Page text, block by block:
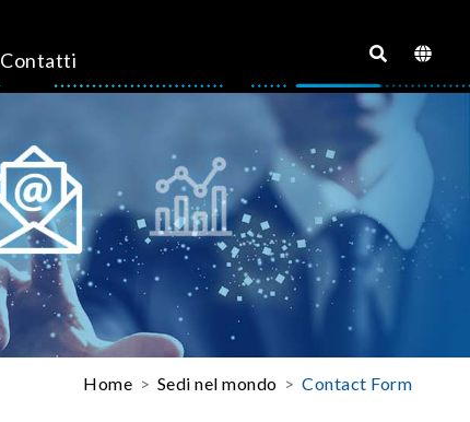
Contatti
Home Sedi nel mondo Contact Form